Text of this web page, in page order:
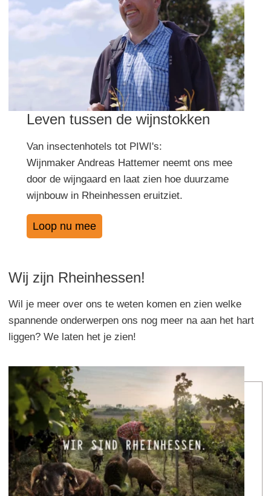
Leven tussen de wijnstokken
Van insectenhotels tot PIWI's:
Wijnmaker Andreas Hattemer neemt ons mee
door de wijngaard en laat zien hoe duurzame
wijnbouw in Rheinhessen eruitziet.
Loop nu mee
Wij zijn Rheinhessen!
Wil je meer over ons te weten komen en zien welke
spannende onderwerpen ons nog meer na aan het hart
liggen? We laten het je zien!